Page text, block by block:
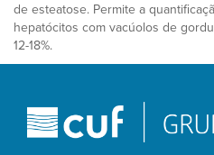
de esteatose. Permite a
hepatócitos com vacúolos de
12-18%.